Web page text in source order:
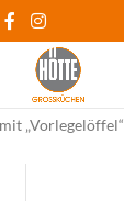
„Vorlegelöffel“